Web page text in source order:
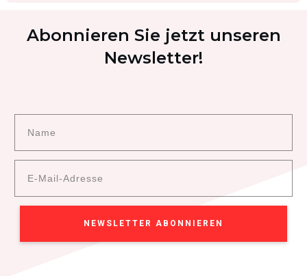
Abonnieren Sie jetzt unseren
Newsletter!
NEWSLETTER ABONNIEREN